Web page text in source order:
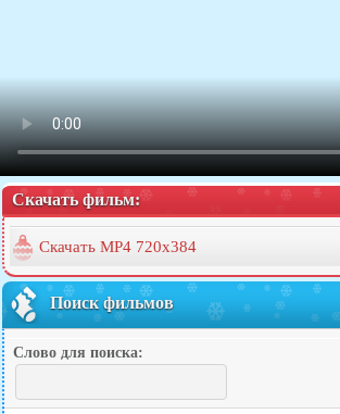
Скачать фильм:
Скачать MP4 720x384
Поиск фильмов
Слово для поиска: